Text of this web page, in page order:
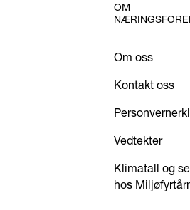
OM
Om oss
Kontakt oss
Vedtekter
Klimatall og
hos